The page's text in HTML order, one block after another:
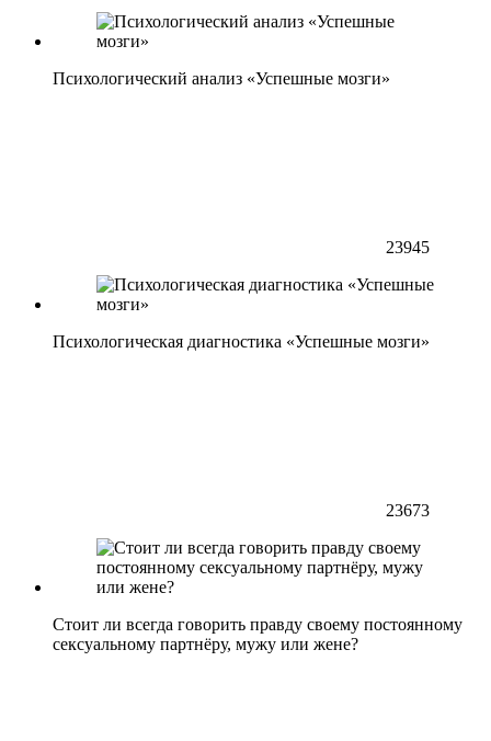
Психологический анализ «Успешные мозги»
23945
Психологическая диагностика «Успешные мозги»
23673
Стоит ли всегда говорить правду своему постоянному
сексуальному партнёру, мужу или жене?